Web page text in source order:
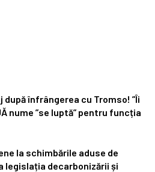
după înfrângerea cu Tromso! ”Îi
nume ”se luptă” pentru funcția
la schimbările aduse de
legislația decarbonizării și